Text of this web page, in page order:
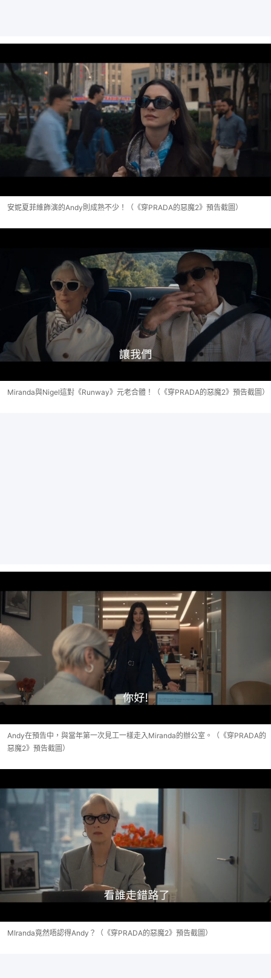
安妮夏菲維飾演的Andy則成熟不少！（《穿PRADA的惡魔2》預告截圖）
Miranda與Nigel這對《Runway》元老合體！（《穿PRADA的惡魔2》預告截圖）
Andy在預告中，與當年第一次見工一樣走入Miranda的辦公室。（《穿PRADA的
惡魔2》預告截圖）
MIranda竟然唔認得Andy？（《穿PRADA的惡魔2》預告截圖）